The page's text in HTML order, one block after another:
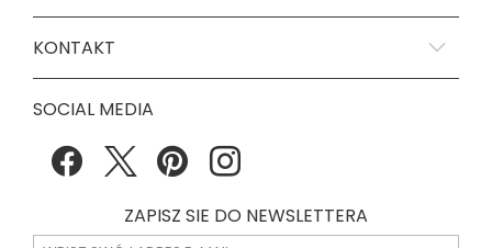
KONTAKT
SOCIAL MEDIA
ZAPISZ SIE DO NEWSLETTERA